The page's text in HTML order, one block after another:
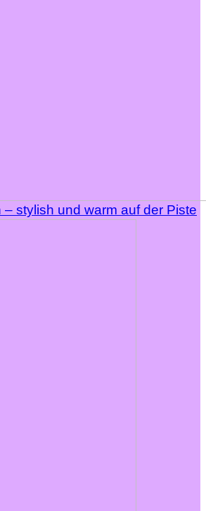
stylish und warm auf der Piste